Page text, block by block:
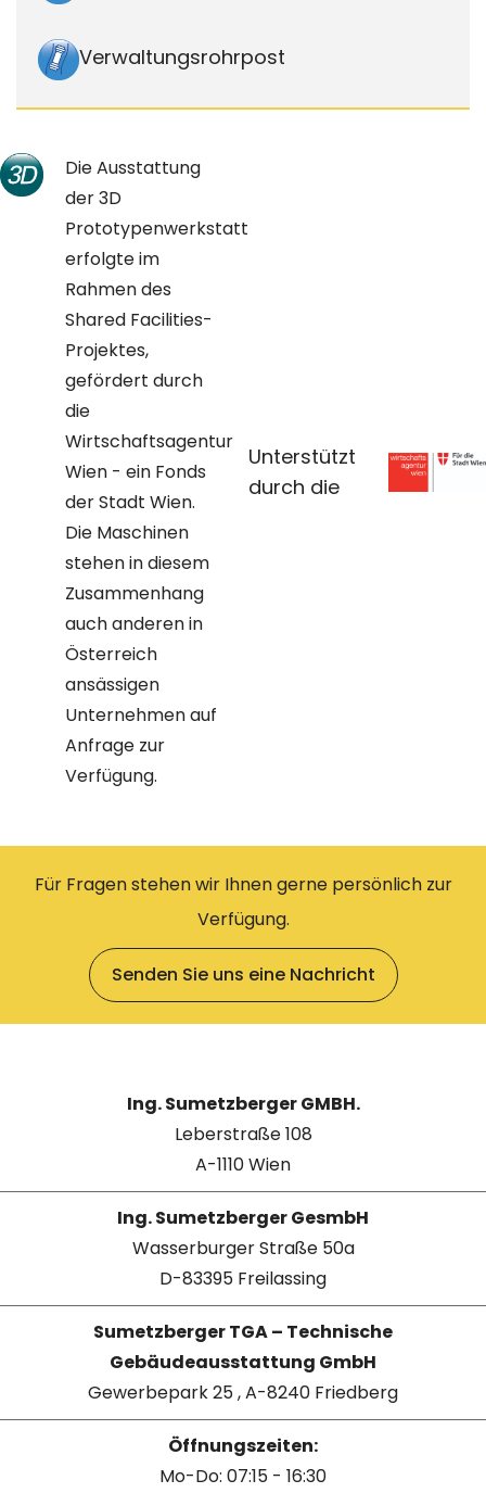
Verwaltungsrohrpost
Die Ausstattung
der 3D
Prototypenwerkstatt
erfolgte im
Rahmen des
Shared Facilities-
Projektes,
gefördert durch
die
Wirtschaftsagentur
Wien - ein Fonds
der Stadt Wien.
Die Maschinen
stehen in diesem
Zusammenhang
auch anderen in
Österreich
ansässigen
Unternehmen auf
Anfrage zur
Verfügung.
Unterstützt
durch die
Für Fragen stehen wir Ihnen gerne persönlich zur
Verfügung.
Senden Sie uns eine Nachricht
Ing. Sumetzberger GMBH.
Leberstraße 108
A-1110 Wien
Ing. Sumetzberger GesmbH
Wasserburger Straße 50a
D-83395 Freilassing
Sumetzberger TGA – Technische
Gebäudeausstattung GmbH
Gewerbepark 25 , A-8240 Friedberg
Öffnungszeiten:
Mo-Do: 07:15 - 16:30